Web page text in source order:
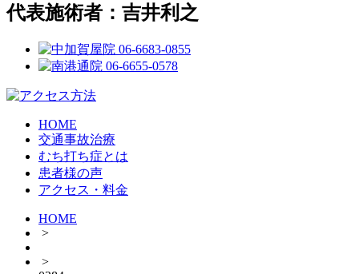
代表施術者：吉井利之
HOME
交通事故治療
むち打ち症とは
患者様の声
アクセス・料金
HOME
>
>